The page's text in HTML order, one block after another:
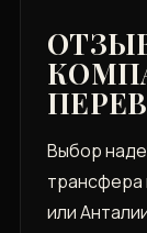
Выбор
трансфера
или